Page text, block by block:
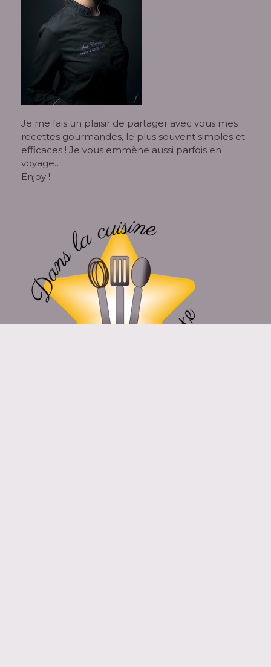
Je me fais un plaisir de partager avec vous mes
recettes gourmandes, le plus souvent simples et
efficaces ! Je vous emmène aussi parfois en
voyage…
Enjoy !